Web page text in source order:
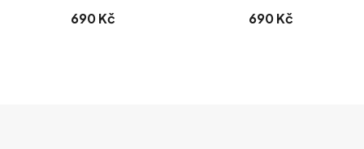
690 Kč 690 Kč